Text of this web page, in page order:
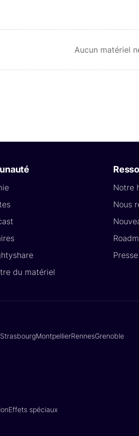
Aucun matériel
du matériel
Notre
Nous
StrasbourgMontpellierRennesGrenoble
Effets spéciaux